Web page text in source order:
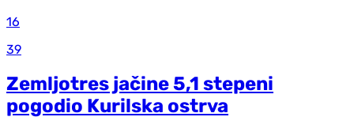
16
39
Zemljotres jačine 5,1 stepeni
pogodio Kurilska ostrva